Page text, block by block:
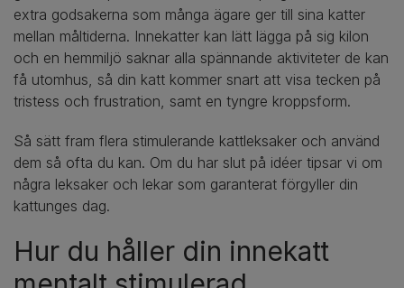
extra godsakerna som många ägare ger till sina katter
mellan måltiderna. Innekatter kan lätt lägga på sig kilon
och en hemmiljö saknar alla spännande aktiviteter de kan
få utomhus, så din katt kommer snart att visa tecken på
tristess och frustration, samt en tyngre kroppsform.
Så sätt fram flera stimulerande kattleksaker och använd
dem så ofta du kan. Om du har slut på idéer tipsar vi om
några leksaker och lekar som garanterat förgyller din
kattunges dag.
Hur du håller din innekatt